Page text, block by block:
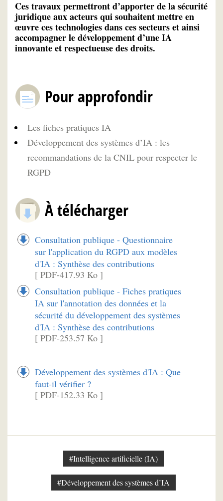
Ces travaux permettront d’apporter de la sécurité
juridique aux acteurs qui souhaitent mettre en
œuvre ces technologies dans ces secteurs et ainsi
accompagner le développement d’une IA
innovante et respectueuse des droits.
Pour approfondir
Les fiches pratiques IA
Développement des systèmes d’IA : les
recommandations de la CNIL pour respecter le
RGPD
À télécharger
Consultation publique - Questionnaire
sur l'application du RGPD aux modèles
d'IA : Synthèse des contributions
[ PDF-417.93 Ko ]
Consultation publique - Fiches pratiques
IA sur l'annotation des données et la
sécurité du développement des systèmes
d'IA : Synthèse des contributions
[ PDF-253.57 Ko ]
Développement des systèmes d'IA : Que
faut-il vérifier ?
[ PDF-152.33 Ko ]
#Intelligence artificielle (IA)
#Développement des systèmes d’IA